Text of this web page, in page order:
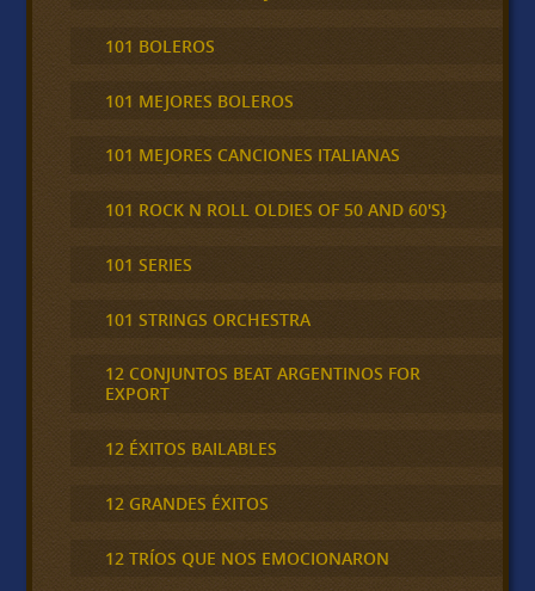
101 BOLEROS
101 MEJORES BOLEROS
101 MEJORES CANCIONES ITALIANAS
101 ROCK N ROLL OLDIES OF 50 AND 60'S}
101 SERIES
101 STRINGS ORCHESTRA
12 CONJUNTOS BEAT ARGENTINOS FOR
EXPORT
12 ÉXITOS BAILABLES
12 GRANDES ÉXITOS
12 TRÍOS QUE NOS EMOCIONARON